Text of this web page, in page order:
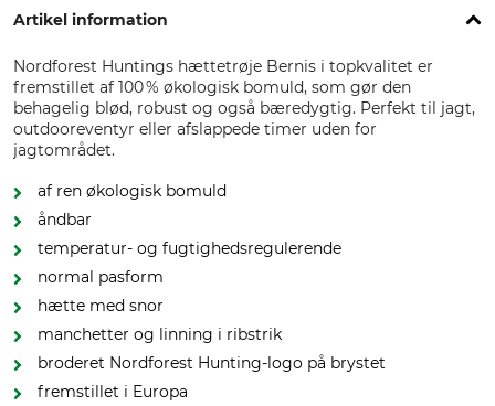
Artikel information
Nordforest Huntings hættetrøje Bernis i topkvalitet er
fremstillet af 100 % økologisk bomuld, som gør den
behagelig blød, robust og også bæredygtig. Perfekt til jagt,
outdooreventyr eller afslappede timer uden for
jagtområdet.
af ren økologisk bomuld
åndbar
temperatur- og fugtighedsregulerende
normal pasform
hætte med snor
manchetter og linning i ribstrik
broderet Nordforest Hunting-logo på brystet
fremstillet i Europa